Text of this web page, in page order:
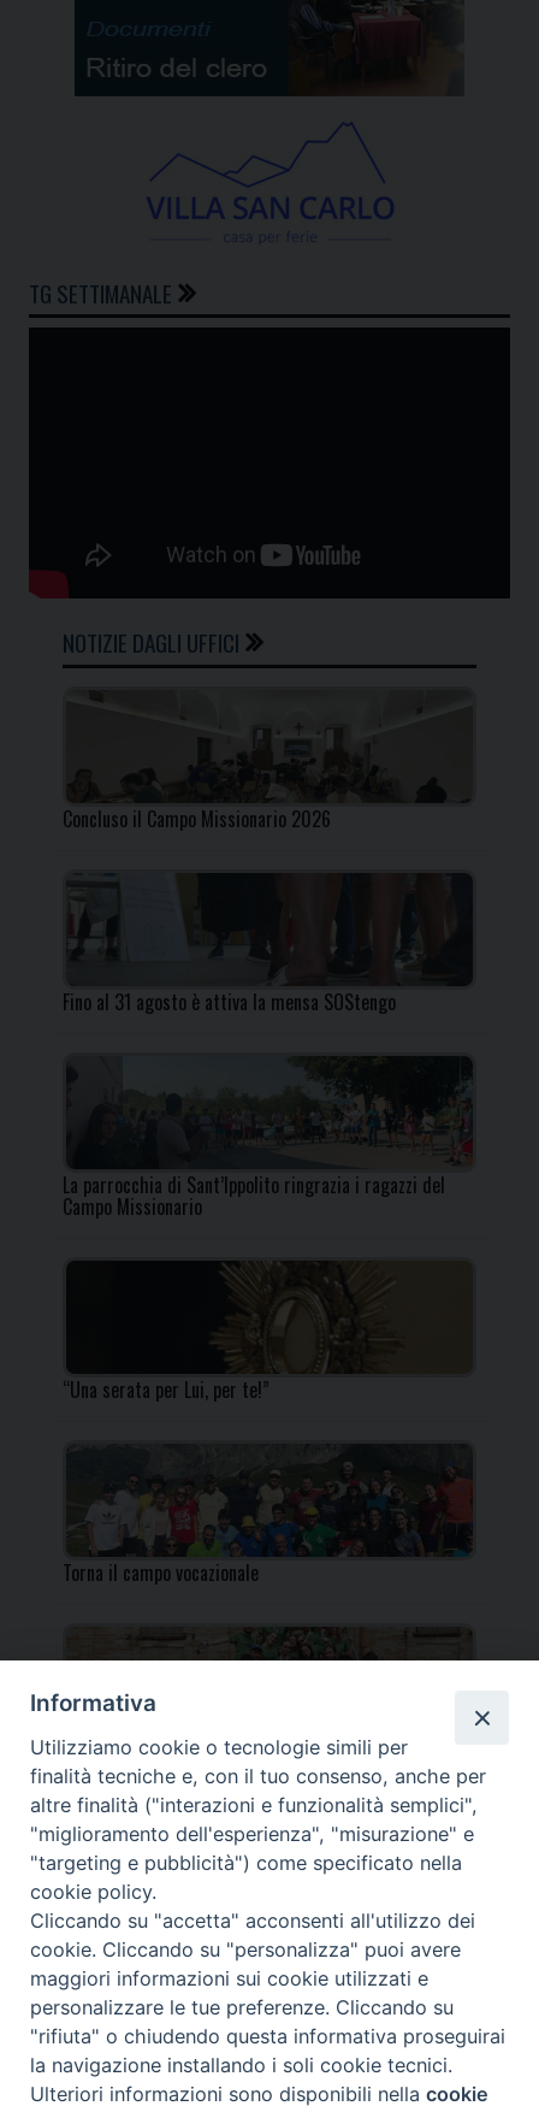
TG SETTIMANALE
NOTIZIE DAGLI UFFICI
Concluso il Campo Missionario 2026
Fino al 31 agosto è attiva la mensa SOStengo
La parrocchia di Sant’Ippolito ringrazia i ragazzi del
Campo Missionario
“Una serata per Lui, per te!”
Torna il campo vocazionale
Torna il Campo Missionario Diocesano
_____________________________________________________
_____________________________
DIOCESI DI FANO FOSSOMBRONE CAGLI PERGOLA | Via Roma,
118 - 61032 FANO (PU) |
Tel. 0721 803737 o 826044 | Cod. Fiscale 90003900413
Note legali| Privacy
© TUTTI I DIRITTI RISERVATI
Informativa
Utilizziamo cookie o tecnologie simili per
finalità tecniche e, con il tuo consenso, anche per
altre finalità ("interazioni e funzionalità semplici",
"miglioramento dell'esperienza", "misurazione" e
"targeting e pubblicità") come specificato nella
cookie policy.
Cliccando su "accetta" acconsenti all'utilizzo dei
cookie. Cliccando su "personalizza" puoi avere
maggiori informazioni sui cookie utilizzati e
personalizzare le tue preferenze. Cliccando su
"rifiuta" o chiudendo questa informativa proseguirai
la navigazione installando i soli cookie tecnici.
Ulteriori informazioni sono disponibili nellacookie